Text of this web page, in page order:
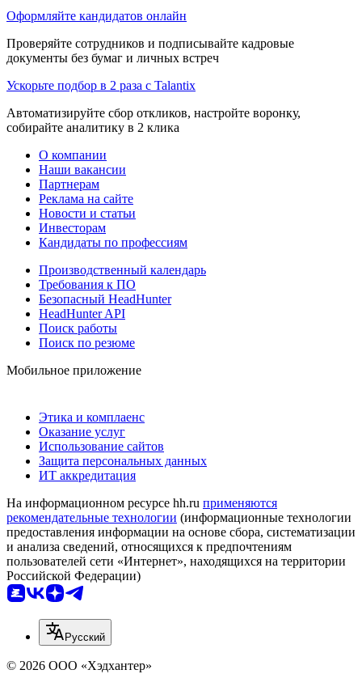
Оформляйте кандидатов онлайн
Проверяйте сотрудников и подписывайте кадровые
документы без бумаг и личных встреч
Ускорьте подбор в 2 раза с Talantix
Автоматизируйте сбор откликов, настройте воронку,
собирайте аналитику в 2 клика
О компании
Наши вакансии
Партнерам
Реклама на сайте
Новости и статьи
Инвесторам
Кандидаты по профессиям
Производственный календарь
Требования к ПО
Безопасный HeadHunter
HeadHunter API
Поиск работы
Поиск по резюме
Мобильное приложение
Этика и комплаенс
Оказание услуг
Использование сайтов
Защита персональных данных
ИТ аккредитация
На информационном ресурсе hh.ru применяются
рекомендательные технологии (информационные технологии
предоставления информации на основе сбора, систематизации
и анализа сведений, относящихся к предпочтениям
пользователей сети «Интернет», находящихся на территории
Российской Федерации)
Русский
© 2026 ООО «Хэдхантер»